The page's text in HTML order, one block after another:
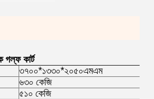
গল্ফ কার্ট
৩৭০০*১৩৩০*২০৫০এমএম
৬৩০ কেজি
৫১০ কেজি